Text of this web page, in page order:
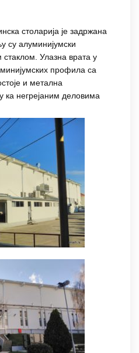
столарија је задржана
су алуминијумски
Улазна врата у
профила са
и метална
ка негрејаним деловима